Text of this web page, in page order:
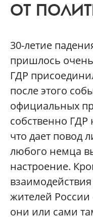
ОТ
30-летие
пришлось
ГДР
после этого
официальных
собственно ГДР
что дает повод
любого немца
настроение.
жителей
они или сами